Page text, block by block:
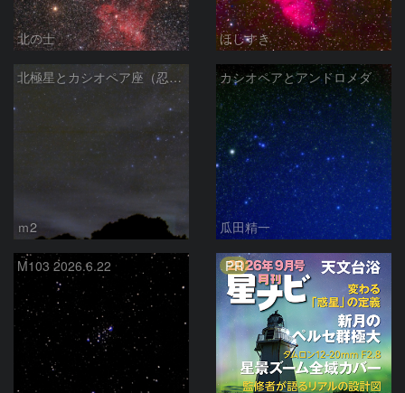
北の士 ほしすき
北極星とカシオペア座（忍び寄る秋）
ｍ2
カシオペアとアンドロメダ
瓜田精一
M103 2026.6.22 PR